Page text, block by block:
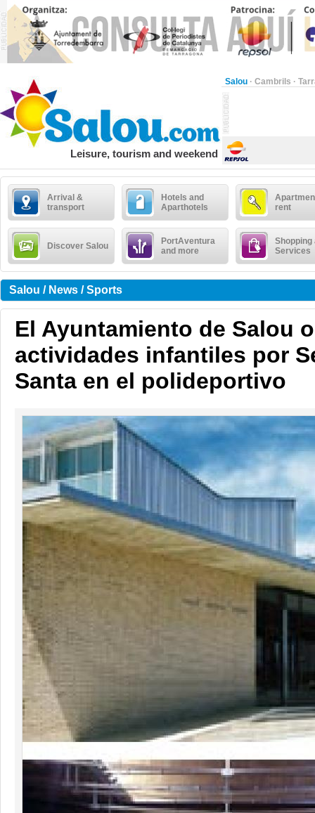
Salou · Cambrils ·
Leisure, tourism and weekend
Arrival &
transport
Hotels and
Aparthotels
rent
Discover Salou
PortAventura
and more
Shopping
Services
Salou / News / Sports
El Ayuntamiento de Salou
actividades infantiles por
Santa en el polideportivo